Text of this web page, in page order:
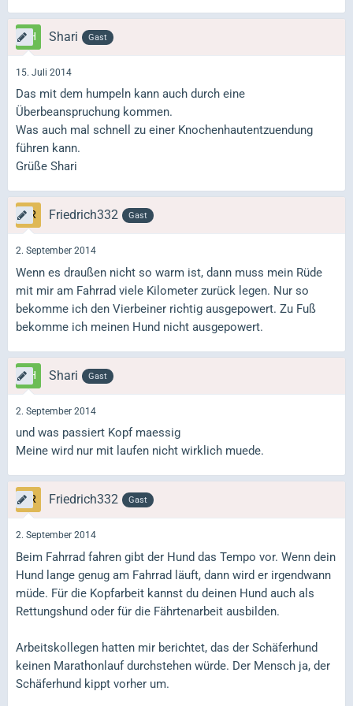
Shari Gast
15. Juli 2014
Das mit dem humpeln kann auch durch eine
Überbeanspruchung kommen.
Was auch mal schnell zu einer Knochenhautentzuendung
führen kann.
Grüße Shari
Friedrich332 Gast
2. September 2014
Wenn es draußen nicht so warm ist, dann muss mein Rüde
mit mir am Fahrrad viele Kilometer zurück legen. Nur so
bekomme ich den Vierbeiner richtig ausgepowert. Zu Fuß
bekomme ich meinen Hund nicht ausgepowert.
Shari Gast
2. September 2014
und was passiert Kopf maessig
Meine wird nur mit laufen nicht wirklich muede.
Friedrich332 Gast
2. September 2014
Beim Fahrrad fahren gibt der Hund das Tempo vor. Wenn dein
Hund lange genug am Fahrrad läuft, dann wird er irgendwann
müde. Für die Kopfarbeit kannst du deinen Hund auch als
Rettungshund oder für die Fährtenarbeit ausbilden.
Arbeitskollegen hatten mir berichtet, das der Schäferhund
keinen Marathonlauf durchstehen würde. Der Mensch ja, der
Schäferhund kippt vorher um.